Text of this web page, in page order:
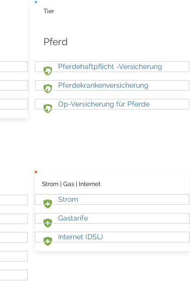
Tier
Pferd
Pferdekrankenversicherung
Pferdehaftpflicht -Versicherung
Op-Versicherung für Pferde
Strom | Gas | Internet
Strom
Gastarife
Internet (DSL)